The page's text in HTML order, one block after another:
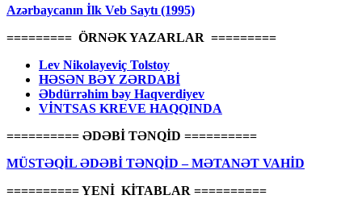
Azərbaycanın İlk Veb Saytı (1995)
========= ÖRNƏK YAZARLAR =========
Lev Nikolayeviç Tolstoy
HƏSƏN BƏY ZƏRDABİ
Əbdürrəhim bəy Haqverdiyev
VİNTSAS KREVE HAQQINDA
========== ƏDƏBİ TƏNQİD ==========
MÜSTƏQİL ƏDƏBİ TƏNQİD – MƏTANƏT VAHİD
========== YENİ KİTABLAR ==========